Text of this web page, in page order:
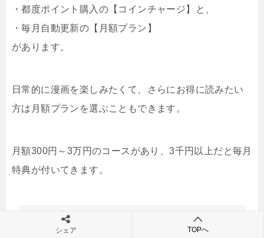
・都度ポイント購入の【コインチャージ】と、
・毎月自動更新の【月額プラン】
があります。
日常的に漫画を楽しみたくて、さらにお得に読みたい
方は月額プランを選ぶこともできます。
月額300円～3万円のコースがあり、3千円以上だと毎月
特典が付いてきます。
シェア TOPへ